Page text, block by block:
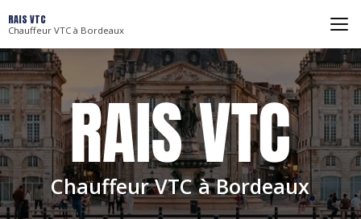
au
contenu
principal
RAIS VTC
Chauffeur VTC à Bordeaux
Chauffeur VTC à Bordeaux